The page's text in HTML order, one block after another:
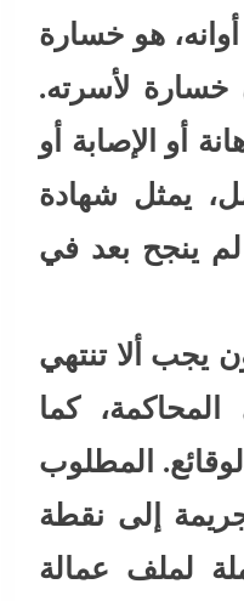
هو خسارة
لأسرته.
أو الإصابة أو
يمثل شهادة
ينجح بعد في
يجب ألا تنتهي
المحاكمة، كما
المطلوب
إلى نقطة
لملف عمالة